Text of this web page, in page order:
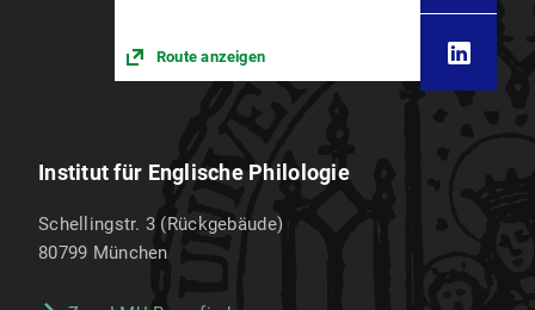
Route anzeigen
Institut für Englische Philologie
Schellingstr. 3 (Rückgebäude)
80799 München